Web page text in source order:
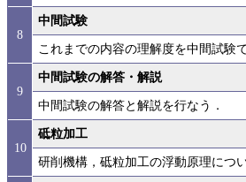
8
中間試験
これまでの内容の理解度を中間試験
9
中間試験の解答・解説
中間試験の解答と解説を行なう．
10
砥粒加工
研削機構，砥粒加工の浮動原理につ